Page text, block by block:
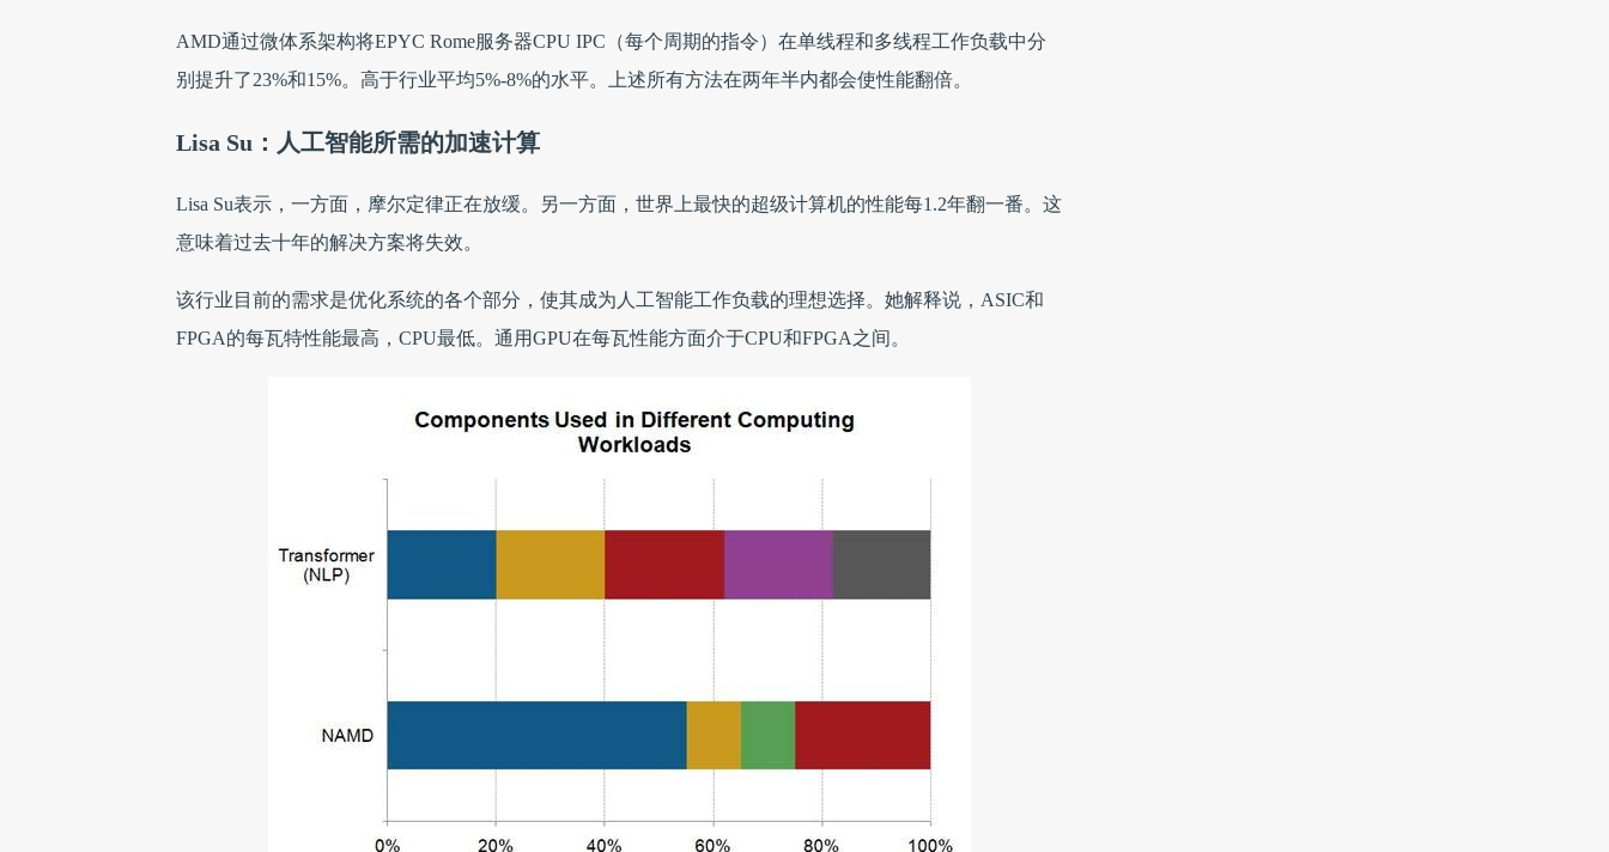
AMD通过微体系架构将EPYC Rome服务器CPU IPC（每个周期的指令）在单线程和多线程工作负载中分
别提升了23%和15%。高于行业平均5%-8%的水平。上述所有方法在两年半内都会使性能翻倍。
Lisa Su：人工智能所需的加速计算
Lisa Su表示，一方面，摩尔定律正在放缓。另一方面，世界上最快的超级计算机的性能每1.2年翻一番。这
意味着过去十年的解决方案将失效。
该行业目前的需求是优化系统的各个部分，使其成为人工智能工作负载的理想选择。她解释说，ASIC和
FPGA的每瓦特性能最高，CPU最低。通用GPU在每瓦性能方面介于CPU和FPGA之间。